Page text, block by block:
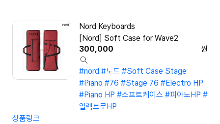
Nord Keyboards
[Nord] Soft Case for Wave2
300,000
원
#nord #노드 #Soft Case Stage
#Piano #76 #Stage 76 #Electro HP
#Piano HP #소프트케이스 #피아노HP #
일렉트로HP
상품링크